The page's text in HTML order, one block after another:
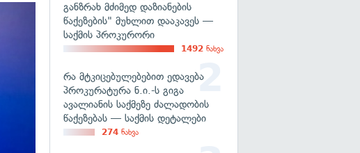
განზრახ მძიმედ დაზიანების
წაქეზების" მუხლით დააკავეს —
საქმის პროკურორი
1492 ნახვა
რა მტკიცებულებებით ედავება
პროკურატურა ნ.ი.-ს გიგა
ავალიანის საქმეზე ძალადობის
წაქეზებას — საქმის დეტალები
274 ნახვა